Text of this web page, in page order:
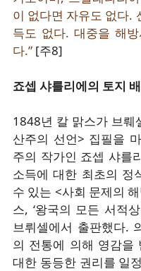
이 없다면 자유도 없다.
득도 없다. 대중을 해
다.” [주8]
죠셉 샤를리에의 토지
1848년 칼 맑스가 브뤠
산주의 선언> 집필을
주의 작가인 죠셉 샤를
소득에 대한 최초의 정
수 있는 <사회 문제의
스, ‘왕국의 모든 서적
브뤼셀에서 출판했다.
의 전통에 의해 영감을
대한 동등한 권리를 일